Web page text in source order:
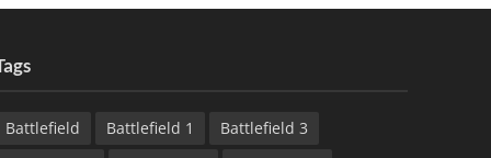
Battlefield Battlefield 1
Battlefield 3